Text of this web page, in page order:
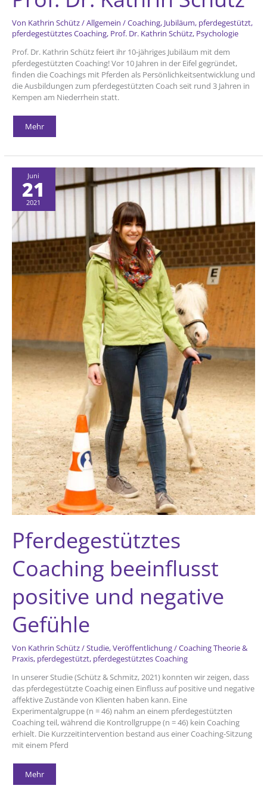
Von Kathrin Schütz/Allgemein /Coaching, Jubiläum, pferdegestützt,
pferdegestütztes Coaching, Prof. Dr. Kathrin Schütz, Psychologie
Prof. Dr. Kathrin Schütz feiert ihr 10-jähriges Jubiläum mit dem
pferdegestützten Coaching! Vor 10 Jahren in der Eifel gegründet,
finden die Coachings mit Pferden als Persönlichkeitsentwicklung und
die Ausbildungen zum pferdegestützten Coach seit rund 3 Jahren in
Kempen am Niederrhein statt.
10
Jahre
Pferdecoaching
Dr.
Schütz
Mehr
Juni
21
2021
Pferdegestütztes
Coaching beeinflusst
positive und negative
Gefühle
Von Kathrin Schütz/Studie,Veröffentlichung/Coaching Theorie &
Praxis, pferdegestützt, pferdegestütztes Coaching
In unserer Studie (Schütz & Schmitz, 2021) konnten wir zeigen, dass
das pferdegestützte Coachig einen Einfluss auf positive und negative
affektive Zustände von Klienten haben kann. Eine
Experimentalgruppe (n = 46) nahm an einem pferdegestützten
Coaching teil, während die Kontrollgruppe (n = 46) kein Coaching
erhielt. Die Kurzzeitintervention bestand aus einer Coaching-Sitzung
mit einem Pferd
Pferdegestütztes
Coaching
beeinflusst
Mehr